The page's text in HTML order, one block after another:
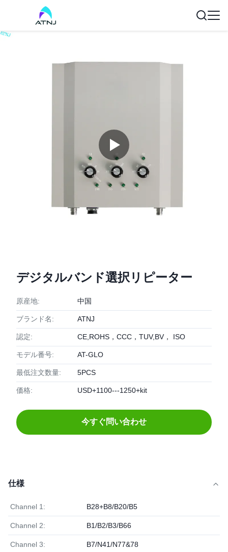
デジタルバンド選択リピーター
原産地: 中国
ブランド名: ATNJ
認定: CE,ROHS，CCC，TUV,BV， ISO
モデル番号: AT-GLO
最低注文数量: 5PCS
価格: USD+1100---1250+kit
今すぐ問い合わせ
仕様
Channel 1: B28+B8/B20/B5
Channel 2: B1/B2/B3/B66
Channel 3: B7/N41/N77&78